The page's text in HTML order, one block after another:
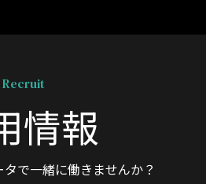
Recruit
情報
タで一緒に働きませんか？